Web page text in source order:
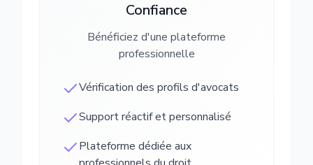
Confiance
Bénéficiez d'une plateforme
professionnelle
Vérification des profils d'avocats
Support réactif et personnalisé
Plateforme dédiée aux